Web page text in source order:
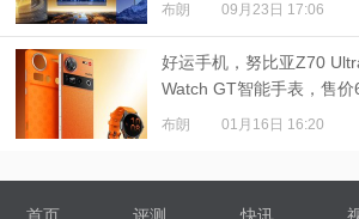
布朗 09月23日 17:06
好运手机，努比亚Z70
Watch GT智能手表，售
布朗 01月16日 16:20